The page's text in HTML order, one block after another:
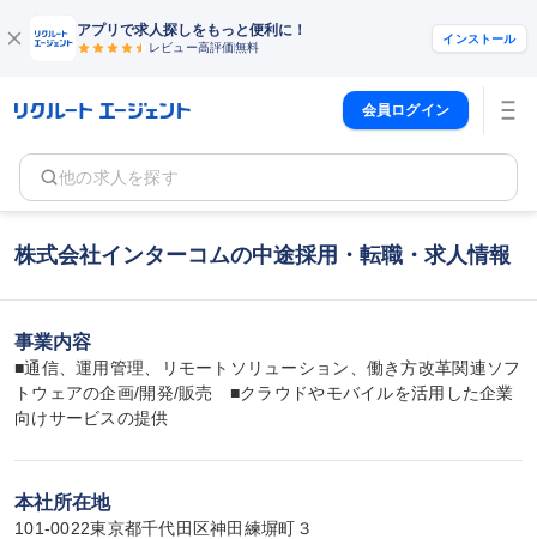
アプリで求人探しをもっと便利に！
レビュー高評価無料
インストール
会員ログイン
他の求人を探す
株式会社インターコムの中途採用・転職・求人情報
事業内容
■通信、運用管理、リモートソリューション、働き方改革関連ソフ
トウェアの企画/開発/販売　■クラウドやモバイルを活用した企業
向けサービスの提供
本社所在地
101-0022東京都千代田区神田練塀町３